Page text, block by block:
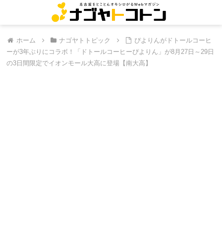
ホーム ナゴヤトトピック
ぴよりんがドトールコーヒ
ーが3年ぶりにコラボ！「ドトールコーヒーぴよりん」が8月27日～29日
の3日間限定でイオンモール大高に登場【南大高】